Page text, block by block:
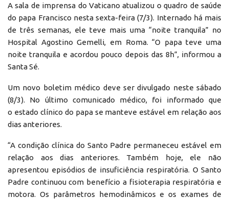
A sala de imprensa do Vaticano atualizou o quadro de saúde
do papa Francisco nesta sexta-feira (7/3). Internado há mais
de três semanas, ele teve mais uma “noite tranquila” no
Hospital Agostino Gemelli, em Roma. “O papa teve uma
noite tranquila e acordou pouco depois das 8h”, informou a
Santa Sé.
Um novo boletim médico deve ser divulgado neste sábado
(8/3). No último comunicado médico, foi informado que
o estado clínico do papa se manteve estável em relação aos
dias anteriores.
“A condição clínica do Santo Padre permaneceu estável em
relação aos dias anteriores. Também hoje, ele não
apresentou episódios de insuficiência respiratória. O Santo
Padre continuou com benefício a fisioterapia respiratória e
motora. Os parâmetros hemodinâmicos e os exames de